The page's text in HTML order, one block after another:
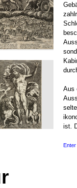
Aus
ist.
Enter